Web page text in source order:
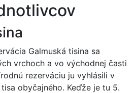
Galmuská tisina sa
vrchoch a vo východnej časti
rezerváciu ju vyhlásili v
obyčajného. Keďže je tu 5.